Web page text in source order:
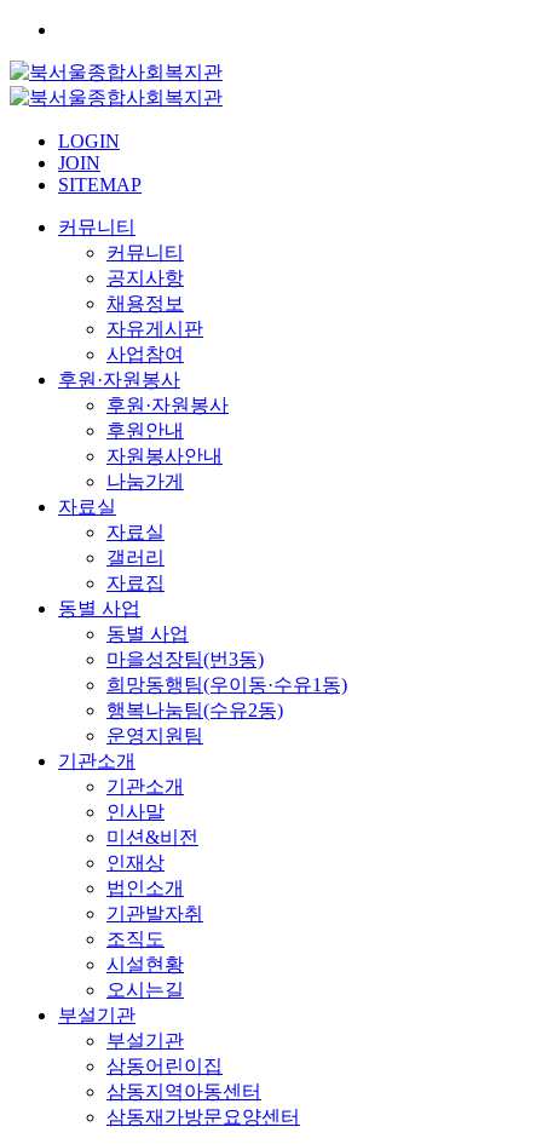
LOGIN
JOIN
SITEMAP
커뮤니티
커뮤니티
공지사항
채용정보
자유게시판
사업참여
후원·자원봉사
후원·자원봉사
후원안내
자원봉사안내
나눔가게
자료실
자료실
갤러리
자료집
동별 사업
동별 사업
마을성장팀(번3동)
희망동행팀(우이동·수유1동)
행복나눔팀(수유2동)
운영지원팀
기관소개
기관소개
인사말
미션&비전
인재상
법인소개
기관발자취
조직도
시설현황
오시는길
부설기관
부설기관
삼동어린이집
삼동지역아동센터
삼동재가방문요양센터